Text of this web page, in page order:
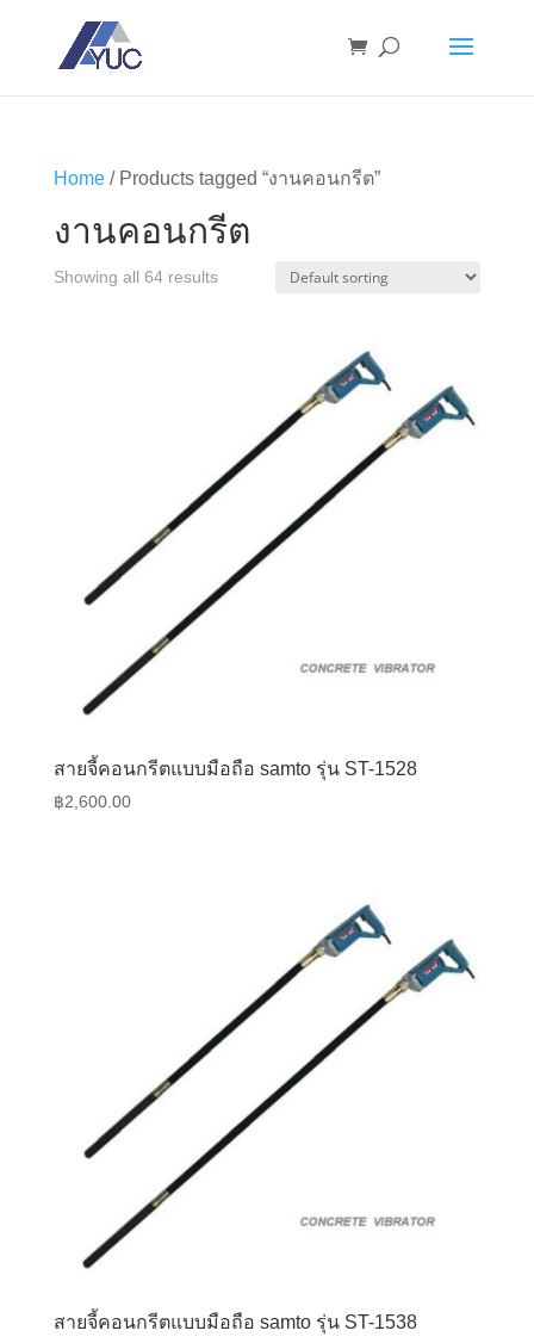
Home/ Products tagged “งานคอนกรีต”
งานคอนกรีต
Showing all 64 results
สายจี้คอนกรีตแบบมือถือ samto รุ่น ST-1528
฿2,600.00
สายจี้คอนกรีตแบบมือถือ samto รุ่น ST-1538